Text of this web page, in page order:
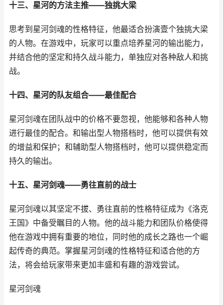
十三、星河的方法主推——独挑大梁
思考到星河剑魂的性格特征，他最适合扮演壹个独挑大梁
的人物。在游戏中，玩家可以重点培养星河的输出能力，
并结合他的坚定和持久战斗能力，单独应对各种敌人和挑
战。
十四、星河的队友组合——最佳配合
星河剑魂在团队战中的价格不要忽视，他能够和各种人物
进行最佳的配合。和输出型人物搭档时，他可以提供有效
的增益和保护；和辅助型人物搭档时，他可以提供稳定而
持久的输出。
十五、星河剑魂——勇往直前的战士
星河剑魂以其坚定不拔、勇往直前的性格特征成为《洛克
王国》中备受瞩目的人物。他的战斗能力和团队价格使得
他在游戏中拥有重要的地位，同时他的成长之路也一个崛
起传奇的典范。掌握星河剑魂的性格特征和适合他的方
法，将会给玩家带来更加丰盛和有趣的游戏尝试。
星河剑魂